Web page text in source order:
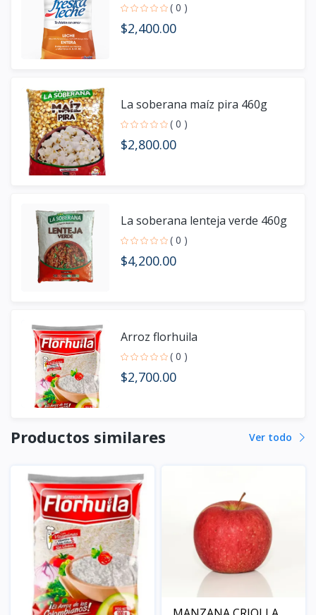
( 0 )
$2,400.00
La soberana maíz pira 460g
( 0 )
$2,800.00
La soberana lenteja verde 460g
( 0 )
$4,200.00
Arroz florhuila
( 0 )
$2,700.00
Productos similares Ver todo